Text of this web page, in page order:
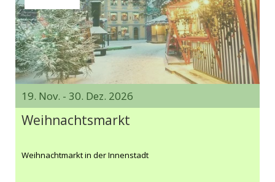
19. Nov. - 30. Dez. 2026
Weihnachtsmarkt
Weihnachtmarkt in der Innenstadt